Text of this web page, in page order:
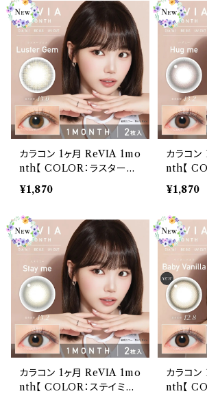
色素薄い 自然 バレにくい
薄い 自然
カラコン 1ヶ月 ReVIA 1mo
nth【 COLOR：ラスタージ
ェム】カラコン 1ヶ月 １箱２
枚 度あり 度なし ナチュラ
色素薄い 自然 バレにくい
¥1,870
カラコ
nth【
カラコン
あり 度なし ナチュ
い 自然
¥1,870
カラコン 1ヶ月 ReVIA 1mo
nth【 COLOR：ステイミ
カラコ
nth【